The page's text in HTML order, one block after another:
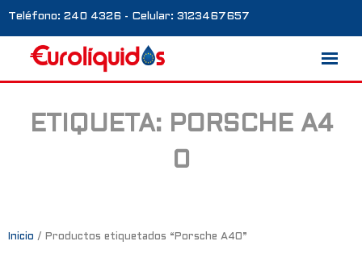
Teléfono: 240 4326 - Celular: 3123467657
Marcas
Galería
ETIQUETA: PORSCHE A4
0
Inicio / Productos etiquetados “Porsche A40”